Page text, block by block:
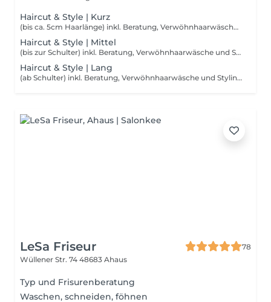
Haircut & Style | Kurz
(bis ca. 5cm Haarlänge) inkl. Beratung, Verwöhnhaarwäsche und Stylingprodukte
Haircut & Style | Mittel
(bis zur Schulter) inkl. Beratung, Verwöhnhaarwäsche und Stylingprodukte
Haircut & Style | Lang
(ab Schulter) inkl. Beratung, Verwöhnhaarwäsche und Stylingprodukte
LeSa Friseur
78
Wüllener Str. 74 48683 Ahaus
Typ und Frisurenberatung
Waschen, schneiden, föhnen